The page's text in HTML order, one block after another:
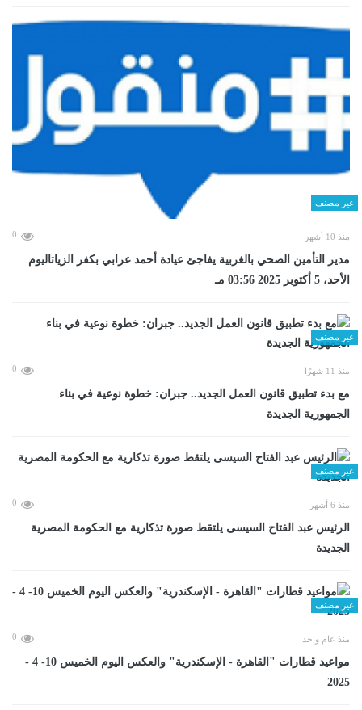
غير مصنف
منذ 10 أشهر 0
مدير التأمين الصحي بالغربية يفاجئ عيادة أحمد عرابي بكفر الزياتاليوم
الأحد، 5 أكتوبر 2025 03:56 مـ
غير مصنف
منذ 11 شهرًا 0
مع بدء تطبيق قانون العمل الجديد.. جبران: خطوة نوعية في بناء
الجمهورية الجديدة
غير مصنف
منذ 6 أشهر 0
الرئيس عبد الفتاح السيسى يلتقط صورة تذكارية مع الحكومة المصرية
الجديدة
غير مصنف
منذ عام واحد 0
مواعيد قطارات "القاهرة - الإسكندرية" والعكس اليوم الخميس 10- 4 -
2025